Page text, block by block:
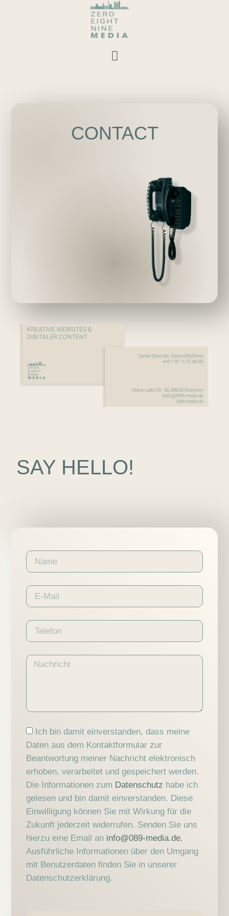
CONTACT
SAY HELLO!
Ich bin damit einverstanden, dass meine
Daten aus dem Kontaktformular zur
Beantwortung meiner Nachricht elektronisch
erhoben, verarbeitet und gespeichert werden.
Die Informationen zum Datenschutz habe ich
gelesen und bin damit einverstanden. Diese
Einwilligung können Sie mit Wirkung für die
Zukunft jederzeit widerrufen. Senden Sie uns
hierzu eine Email an ­ info@089-media.de.
Ausführliche Informationen über den Umgang
mit Benutzerdaten finden Sie in unserer
Datenschutzerklärung.